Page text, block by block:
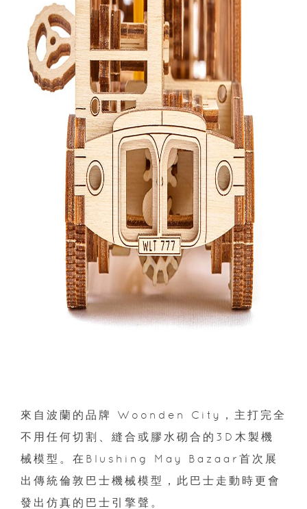
來自波蘭的品牌 Woonden City，主打完全
不用任何切割、縫合或膠水砌合的3D木製機
械模型。在Blushing May Bazaar首次展
出傳統倫敦巴士機械模型，此巴士走動時更會
發出仿真的巴士引擎聲。